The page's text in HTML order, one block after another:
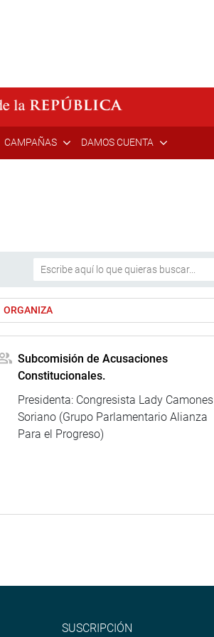
CAMPAÑAS DAMOS CUENTA
ORGANIZA
Subcomisión de Acusaciones
Constitucionales.
Presidenta: Congresista Lady Camones
Soriano (Grupo Parlamentario Alianza
Para el Progreso)
SUSCRIPCIÓN